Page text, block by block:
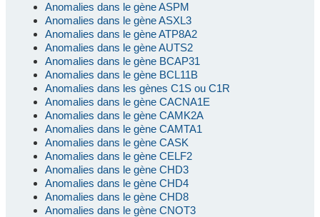
Anomalies dans le gène ASPM
Anomalies dans le gène ASXL3
Anomalies dans le gène ATP8A2
Anomalies dans le gène AUTS2
Anomalies dans le gène BCAP31
Anomalies dans le gène BCL11B
Anomalies dans les gènes C1S ou C1R
Anomalies dans le gène CACNA1E
Anomalies dans le gène CAMK2A
Anomalies dans le gène CAMTA1
Anomalies dans le gène CASK
Anomalies dans le gène CELF2
Anomalies dans le gène CHD3
Anomalies dans le gène CHD4
Anomalies dans le gène CHD8
Anomalies dans le gène CNOT3